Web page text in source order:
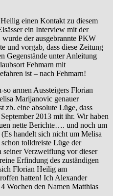
einen Kontakt zu diesem
ein Interview mit der
der ausgebrannte PKW
und vorgab, dass diese Zeitung
Gegenstände unter Anleitung
Fehmarn mit
ist – nach Fehmarn!
armen Aussteigers Florian
Marijanovic genauer
zb. eine absolute Lüge, dass
2013 mit ihr. Wir haben
nette Berichte…. und noch um
handelt sich nicht um Melisa
tolldreiste Lüge der
seiner Verzweiflung vor dieser
Erfindung des zuständigen
Florian Heilig am
hatten! Ich Alexander
Wochen den Namen Matthias